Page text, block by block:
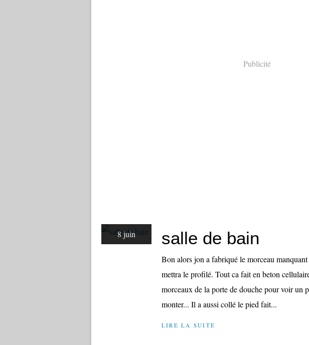
Publicité
8 juin salle de bain
Bon alors jon a fabriqué le morceau
mettra le profilé. Tout ca fait en beton
morceaux de la porte de douche pour voir un
monter... Il a aussi collé le pied fait...
LIRE LA SUITE